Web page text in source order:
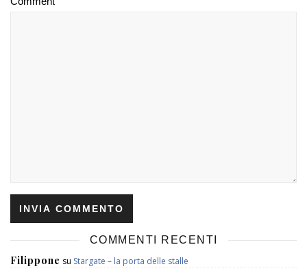
COMMENTI RECENTI
Filippone su Stargate – la porta delle stalle